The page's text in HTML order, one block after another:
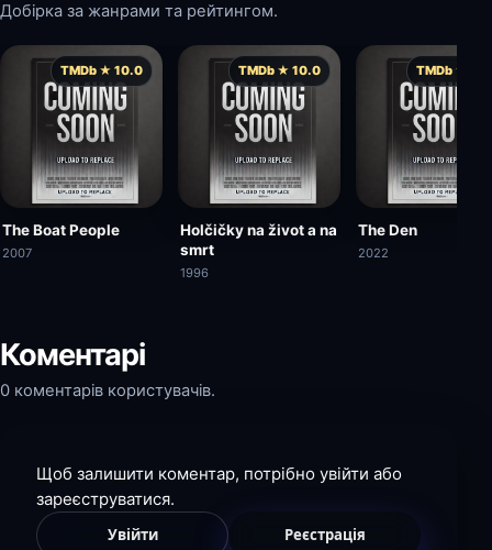
Добірка за жанрами та рейтингом.
TMDb ★ 10.0
The Boat People
2007
TMDb ★ 10.0
Holčičky na život a na
smrt
1996
TMDb ★
The Den
2022
Коментарі
0 коментарів користувачів.
Щоб залишити коментар, потрібно увійти або
зареєструватися.
Увійти Реєстрація